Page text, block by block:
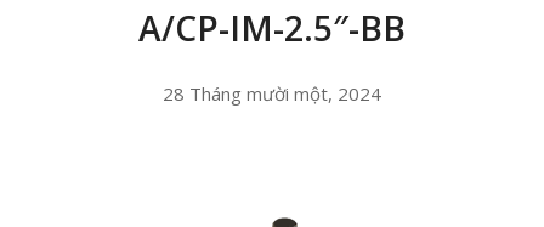
A/CP-IM-2.5″-BB
28 Tháng mười một, 2024